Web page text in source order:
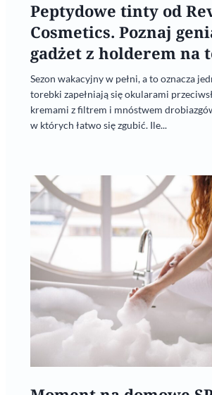
Peptydowe tinty od
Cosmetics. Poznaj
gadżet z holderem na
Sezon wakacyjny w pełni, a to oznacza
torebki zapełniają się okularami
kremami z filtrem i mnóstwem
w których łatwo się zgubić. Ile...